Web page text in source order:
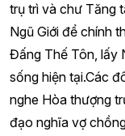
trụ trì và chư Tăng
Ngũ Giới để chính
Đấng Thế Tôn, lấy
sống hiện tại.Các
nghe Hòa thượng
đạo nghĩa vợ